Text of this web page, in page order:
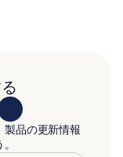
製品の更新情報